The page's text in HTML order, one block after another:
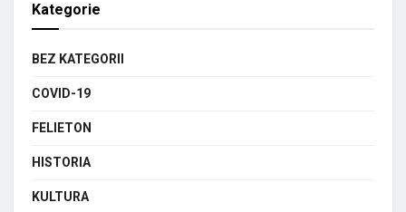
Kategorie
BEZ KATEGORII
COVID-19
FELIETON
HISTORIA
KULTURA